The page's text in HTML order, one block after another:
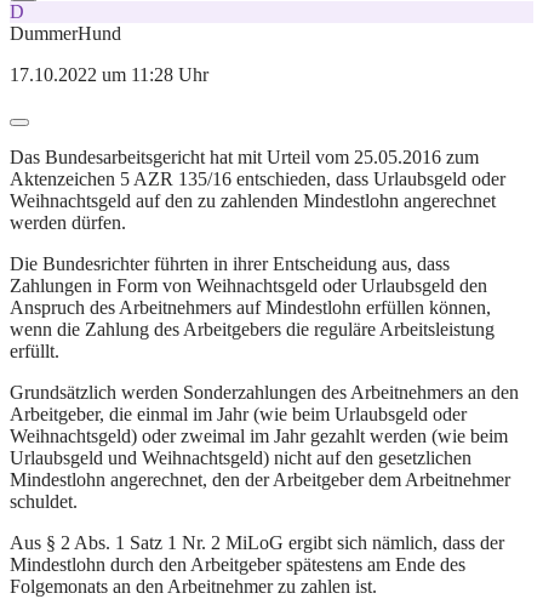
D
DummerHund
17.10.2022 um 11:28 Uhr
Das Bundesarbeitsgericht hat mit Urteil vom 25.05.2016 zum
Aktenzeichen 5 AZR 135/16 entschieden, dass Urlaubsgeld oder
Weihnachtsgeld auf den zu zahlenden Mindestlohn angerechnet
werden dürfen.
Die Bundesrichter führten in ihrer Entscheidung aus, dass
Zahlungen in Form von Weihnachtsgeld oder Urlaubsgeld den
Anspruch des Arbeitnehmers auf Mindestlohn erfüllen können,
wenn die Zahlung des Arbeitgebers die reguläre Arbeitsleistung
erfüllt.
Grundsätzlich werden Sonderzahlungen des Arbeitnehmers an den
Arbeitgeber, die einmal im Jahr (wie beim Urlaubsgeld oder
Weihnachtsgeld) oder zweimal im Jahr gezahlt werden (wie beim
Urlaubsgeld und Weihnachtsgeld) nicht auf den gesetzlichen
Mindestlohn angerechnet, den der Arbeitgeber dem Arbeitnehmer
schuldet.
Aus § 2 Abs. 1 Satz 1 Nr. 2 MiLoG ergibt sich nämlich, dass der
Mindestlohn durch den Arbeitgeber spätestens am Ende des
Folgemonats an den Arbeitnehmer zu zahlen ist.